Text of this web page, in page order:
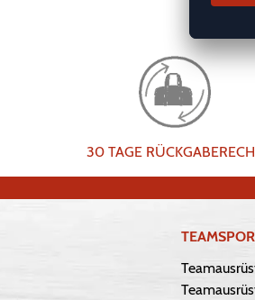
30 TAGE